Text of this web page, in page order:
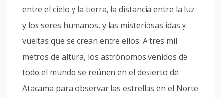
entre el cielo y la tierra, la distancia entre la luz
y los seres humanos, y las misteriosas idas y
vueltas que se crean entre ellos. A tres mil
metros de altura, los astrónomos venidos de
todo el mundo se reúnen en el desierto de
Atacama para observar las estrellas en el Norte